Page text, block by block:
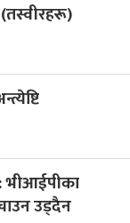
भीआईपीका
उड्दैन